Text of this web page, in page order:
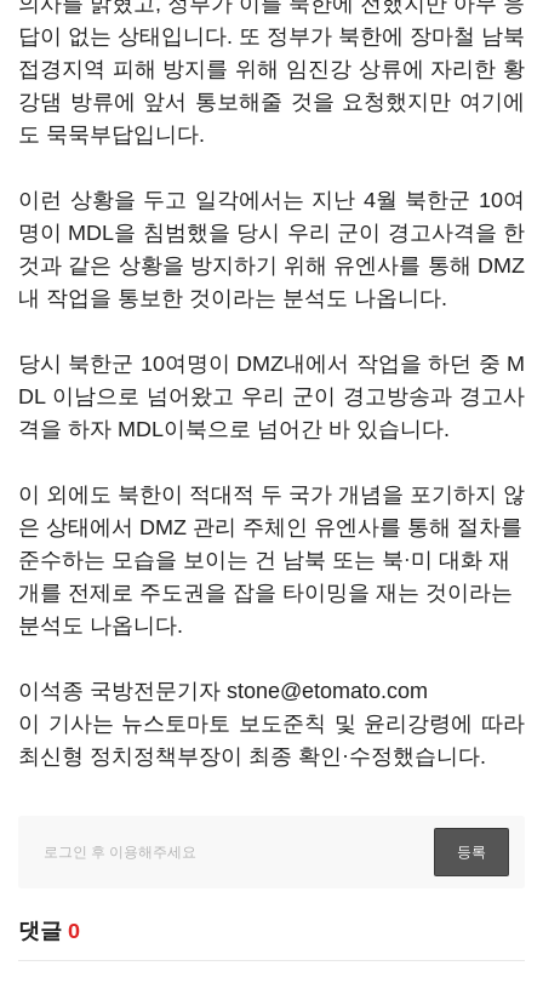
답이 없는 상태입니다. 또 정부가 북한에 장마철 남북
접경지역 피해 방지를 위해 임진강 상류에 자리한 황
강댐 방류에 앞서 통보해줄 것을 요청했지만 여기에
도 묵묵부답입니다.
이런 상황을 두고 일각에서는 지난 4월 북한군 10여
명이 MDL을 침범했을 당시 우리 군이 경고사격을 한
것과 같은 상황을 방지하기 위해 유엔사를 통해 DMZ
내 작업을 통보한 것이라는 분석도 나옵니다.
당시 북한군 10여명이 DMZ내에서 작업을 하던 중 M
DL 이남으로 넘어왔고 우리 군이 경고방송과 경고사
격을 하자 MDL이북으로 넘어간 바 있습니다.
이 외에도 북한이 적대적 두 국가 개념을 포기하지 않
은 상태에서 DMZ 관리 주체인 유엔사를 통해 절차를
준수하는 모습을 보이는 건 남북 또는 북·미 대화 재
개를 전제로 주도권을 잡을 타이밍을 재는 것이라는
분석도 나옵니다.
이석종 국방전문기자 stone@etomato.com
이 기사는 뉴스토마토 보도준칙 및 윤리강령에 따라
최신형 정치정책부장이 최종 확인·수정했습니다.
댓글 0